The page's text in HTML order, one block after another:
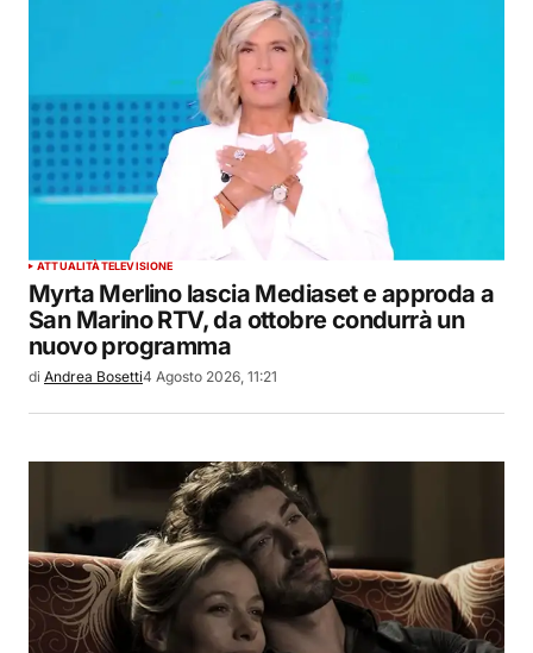
ATTUALITÀTELEVISIONE
Myrta Merlino lascia Mediaset e approda a
San Marino RTV, da ottobre condurrà un
nuovo programma
di Andrea Bosetti4 Agosto 2026, 11:21